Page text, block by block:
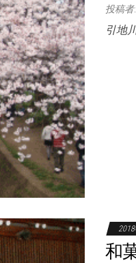
投稿者:
引地
和